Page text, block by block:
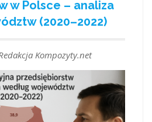
w Polsce – analiza
(2020–2022)
Kompozyty.net